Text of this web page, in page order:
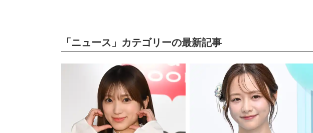
「ニュース」カテゴリーの最新記事